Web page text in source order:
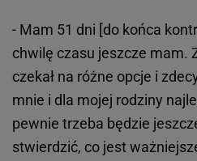
- Mam 51 dni [do końca
chwilę czasu jeszcze mam.
czekał na różne opcje i
mnie i dla mojej rodziny
pewnie trzeba będzie
stwierdzić, co jest